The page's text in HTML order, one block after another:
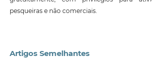
pesqueiras e não comerciais.
Artigos Semelhantes